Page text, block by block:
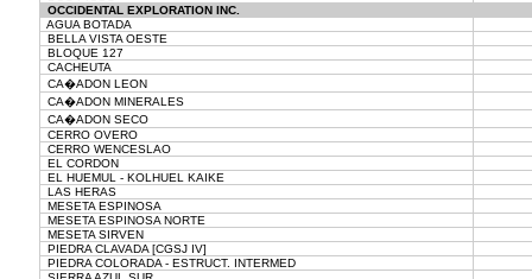
OCCIDENTAL EXPLORATION INC.
AGUA BOTADA
BELLA VISTA OESTE
BLOQUE 127
CACHEUTA
CA�ADON LEON
CA�ADON MINERALES
CA�ADON SECO
CERRO OVERO
CERRO WENCESLAO
EL CORDON
EL HUEMUL - KOLHUEL KAIKE
LAS HERAS
MESETA ESPINOSA
MESETA ESPINOSA NORTE
MESETA SIRVEN
PIEDRA CLAVADA [CGSJ IV]
PIEDRA COLORADA - ESTRUCT. INTERMED